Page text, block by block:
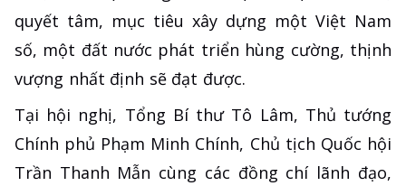
quyết tâm, mục tiêu xây dựng một Việt Nam
số, một đất nước phát triển hùng cường, thịnh
vượng nhất định sẽ đạt được.
Tại hội nghị, Tổng Bí thư Tô Lâm, Thủ tướng
Chính phủ Phạm Minh Chính, Chủ tịch Quốc hội
Trần Thanh Mẫn cùng các đồng chí lãnh đạo,